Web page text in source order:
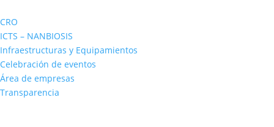
CRO
ICTS – NANBIOSIS
Infraestructuras y Equipamientos
Celebración de eventos
Área de empresas
Transparencia